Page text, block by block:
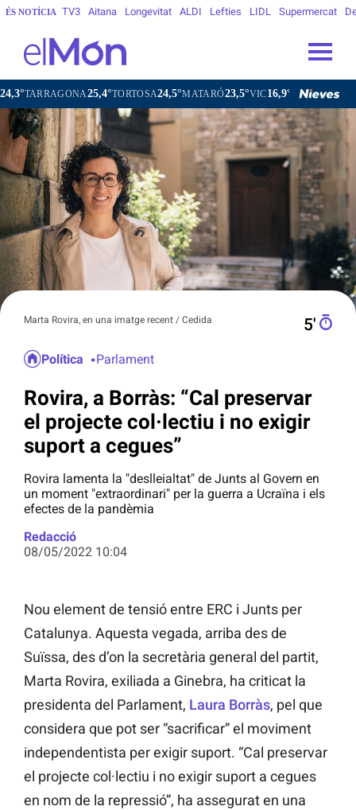
ÉS NOTÍCIA TV3 Aitana Longevitat ALDI Lefties LIDL Supermercat
25,4°TORTOSA24,5°MATARÓ23,5°VIC16,9°VILAFRANCA DEL PENEDÈS
Marta Rovira, en una imatge recent / Cedida 5′
Política Parlament
Rovira, a Borràs: “Cal preservar
el projecte col·lectiu i no exigir
suport a cegues”
Rovira lamenta la "deslleialtat" de Junts al Govern en
un moment "extraordinari" per la guerra a Ucraïna i els
efectes de la pandèmia
Redacció
08/05/2022 10:04
Nou element de tensió entre ERC i Junts per
Catalunya. Aquesta vegada, arriba des de
Suïssa, des d’on la secretària general del partit,
Marta Rovira, exiliada a Ginebra, ha criticat la
presidenta del Parlament, Laura Borràs, pel que
considera que pot ser “sacrificar” el moviment
independentista per exigir suport. “Cal preservar
el projecte col·lectiu i no exigir suport a cegues
en nom de la repressió”, ha assegurat en una